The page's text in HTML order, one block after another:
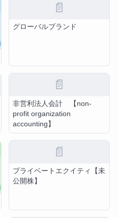
📄
グローバルブランド
📄
非営利法人会計 【non-
profit organization
accounting】
📄
プライベートエクイティ【未
公開株】